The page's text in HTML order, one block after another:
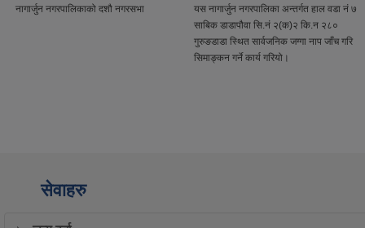
नागार्जुन नगरपालिकाको दशौ नगरसभा
यस नागार्जुन नगरपालिका अन्तर्गत हाल वडा नं ७
साबिक डाडापौवा सि.नं २(क)२ कि.न २८०
गुरुङडाडा स्थित सार्वजनिक जग्गा नाप जाँच गरि
सिमाङ्कन गर्ने कार्य गरियो।
सेवाहरु